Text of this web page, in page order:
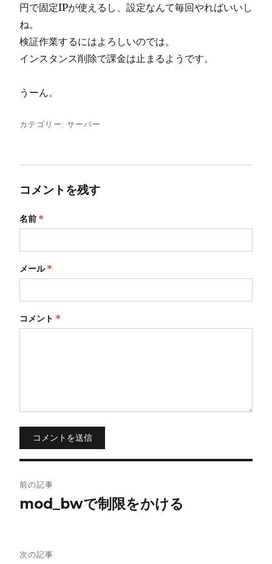
円で固定IPが使えるし、設定なんて毎回やればいいし
ね。
検証作業するにはよろしいのでは。
インスタンス削除で課金は止まるようです。
うーん。
カテゴリー:サーバー
コメントを残す
名前 *
メール*
コメント *
コメントを送信
稿
ビ
前の記事
mod_bwで制限をかける
次の記事